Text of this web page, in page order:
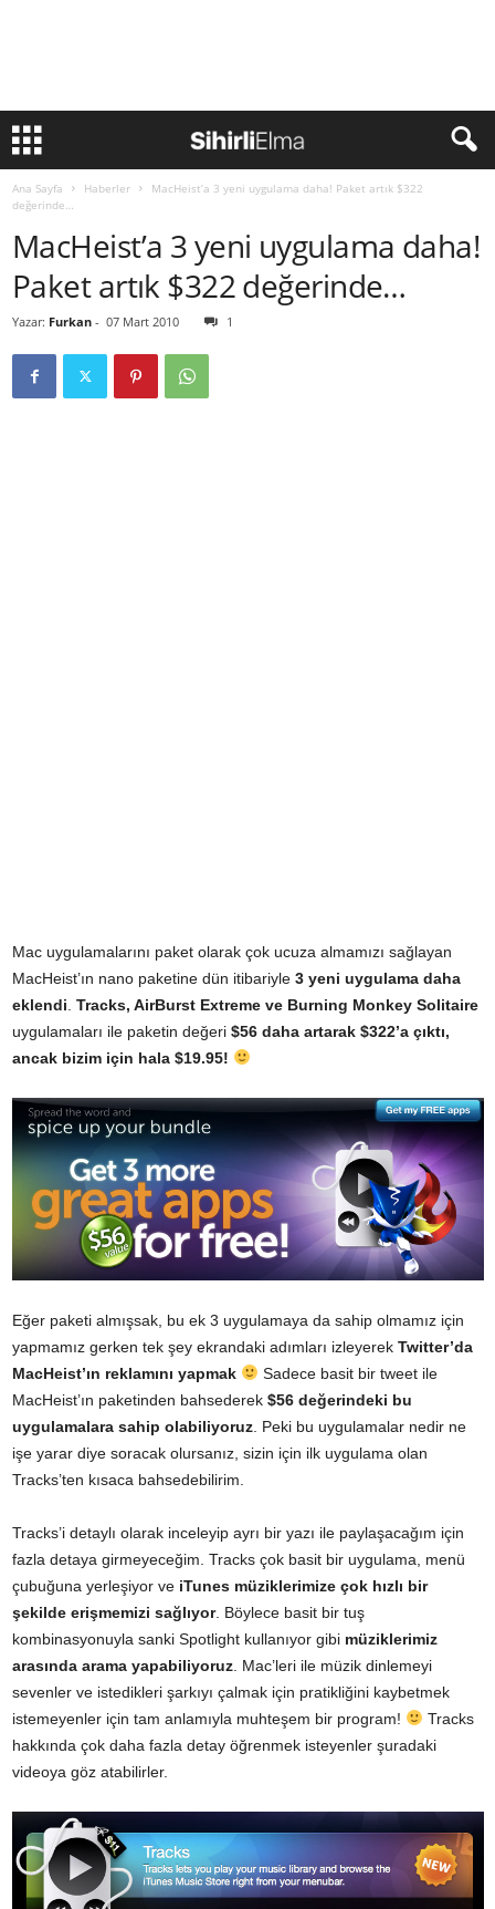
Ana Sayfa Haberler
MacHeist’a 3 yeni uygulama daha! Paket artık $322
değerinde…
MacHeist’a 3 yeni uygulama daha!
Paket artık $322 değerinde…
Yazar: Furkan - 07 Mart 2010 1
Mac uygulamalarını paket olarak çok ucuza almamızı sağlayan
MacHeist’ın nano paketine dün itibariyle 3 yeni uygulama daha
eklendi Tracks, AirBurst Extreme ve Burning Monkey Solitaire
uygulamaları ile paketin değeri $56 daha artarak $322’a çıktı,
ancak bizim için hala $19.95!
Eğer paketi almışsak, bu ek 3 uygulamaya da sahip olmamız için
yapmamız gerken tek şey ekrandaki adımları izleyerek Twitter’da
MacHeist’ın reklamını yapmak
Sadece basit bir tweet ile
MacHeist’ın paketinden bahsederek $56 değerindeki bu
uygulamalara sahip olabiliyoruz . Peki bu uygulamalar nedir ne
işe yarar diye soracak olursanız, sizin için ilk uygulama olan
Tracks’ten kısaca bahsedebilirim.
Tracks’i detaylı olarak inceleyip ayrı bir yazı ile paylaşacağım için
fazla detaya girmeyeceğim. Tracks çok basit bir uygulama, menü
çubuğuna yerleşiyor ve iTunes müziklerimize çok hızlı bir
şekilde erişmemizi sağlıyor. Böylece basit bir tuş
kombinasyonuyla sanki Spotlight kullanıyor gibi müziklerimiz
arasında arama yapabiliyoruz . Mac’leri ile müzik dinlemeyi
sevenler ve istedikleri şarkıyı çalmak için pratikliğini kaybetmek
istemeyenler için tam anlamıyla muhteşem bir program!
Tracks
hakkında çok daha fazla detay öğrenmek isteyenler şuradaki
videoya göz atabilirler.